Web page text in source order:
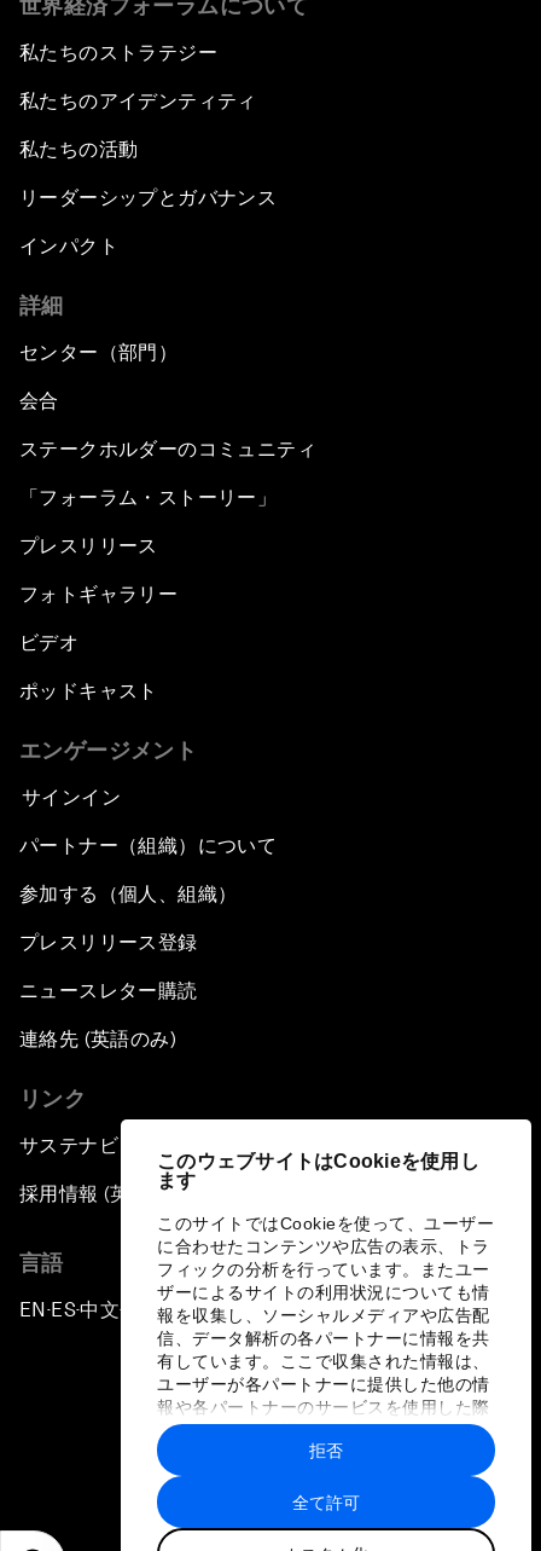
このウェブサイトはCookieを使用し
ます
このサイトではCookieを使って、ユーザー
に合わせたコンテンツや広告の表示、トラ
フィックの分析を行っています。またユー
ザーによるサイトの利用状況についても情
報を収集し、ソーシャルメディアや広告配
信、データ解析の各パートナーに情報を共
有しています。ここで収集された情報は、
ユーザーが各パートナーに提供した他の情
報や各パートナーのサービスを使用した際
に収集された情報と組み合わされ、各パー
トナーによって使用されることがありま
す。
全て許可
拒否
世界経済フォーラムについて
私たちのストラテジー
私たちのアイデンティティ
私たちの活動
リーダーシップとガバナンス
インパクト
詳細
センター（部門）
会合
ステークホルダーのコミュニティ
「フォーラム・ストーリー」
プレスリリース
フォトギャラリー
ビデオ
ポッドキャスト
エンゲージメント
サインイン
パートナー（組織）について
参加する（個人、組織）
プレスリリース登録
ニュースレター購読
連絡先 (英語のみ)
リンク
サステナビリティへの取り組み
採用情報 (英語のみ)
言語
EN ▪ES▪中文▪ 日本語
プライバシーポリシーと利用規約
サイトマップ